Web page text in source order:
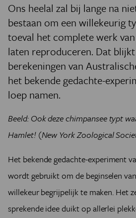
Ons heelal zal bij lange na
bestaan om een willekeurig
toeval het complete werk
laten reproduceren. Dat
berekeningen van
het bekende gedachte-
loep namen.
Beeld: Ook deze chimpansee typt
Hamlet! (New York Zoological
Het bekende gedachte-experiment
wordt gebruikt om de beginselen
willekeur begrijpelijk te maken. Het
sprekende idee duikt op allerlei